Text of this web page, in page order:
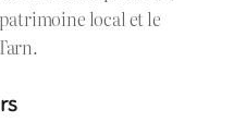
local et le